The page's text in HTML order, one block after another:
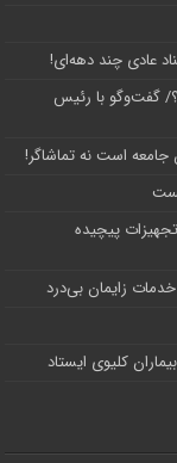
عادی چند‌ دهه‌ای!
گفت‌وگو با رئیس
است نه تماشاگر!
پیچیده
کلیوی ایستاد